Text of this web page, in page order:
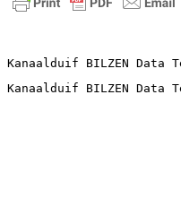
Kanaalduif BILZEN
Kanaalduif BILZEN Data